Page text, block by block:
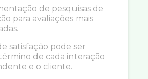
de pesquisas de
para avaliações mais
satisfação pode ser
de cada interação
e o cliente.